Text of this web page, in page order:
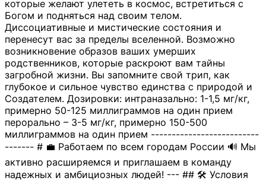
которые желают улететь в космос, встретиться с
Богом и подняться над своим телом.
Диссоциативные и мистические состояния и
перенесут вас за пределы вселенной. Возможно
возникновение образов ваших умерших
родственников, которые раскроют вам тайны
загробной жизни. Вы запомните свой трип, как
глубокое и сильное чувство единства с природой и
Создателем. Дозировки: интраназально: 1-1,5 мг/кг,
примерно 50-125 миллиграммов на один прием
перорально – 3-5 мг/кг, примерно 150-500
миллиграммов на один прием --------------------------
------- # 💼 Работаем по всем городам России 🔊 Мы
активно расширяемся и приглашаем в команду
надежных и амбициозных людей! --- ## 🛠 Условия